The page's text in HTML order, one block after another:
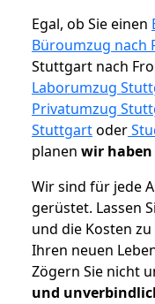
Egal, ob Sie einen
Büroumzug nach
Stuttgart nach
Laborumzug
Privatumzug
Stuttgartoder
planen wir haben
Wir sind für jede
gerüstet. Lassen
und die Kosten
Ihren neuen
Zögern Sie nicht
und